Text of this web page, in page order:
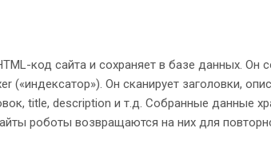
код сайта и сохраняет в базе данных.
(«индексатор»). Он сканирует заголовки,
title, description и т.д. Собранные данные
роботы возвращаются на них для